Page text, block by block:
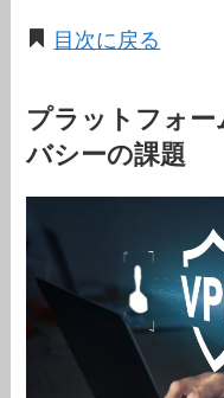
目次に戻る
プラットフォー
バシーの課題